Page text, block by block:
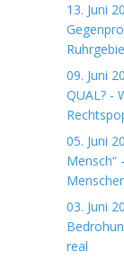
13. Juni
09. Juni
QUAL? -
05. Juni
Mensch“
03. Juni
real